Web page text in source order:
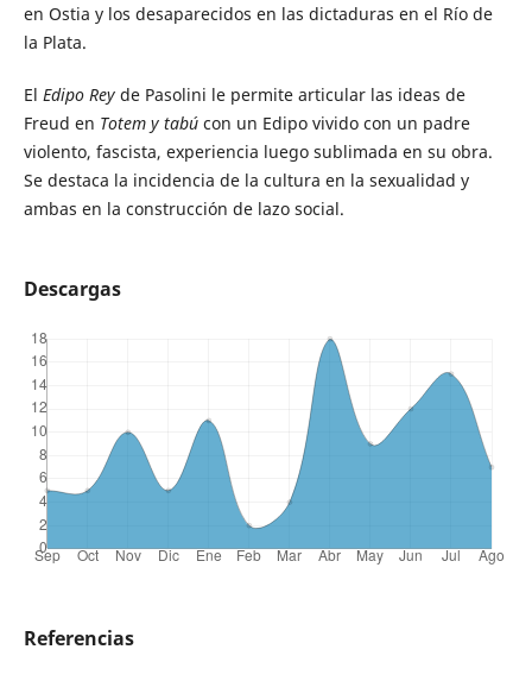
en Ostia y los desaparecidos en las dictaduras en el Río de
la Plata.
El Edipo Reyde Pasolini le permite articular las ideas de
Freud en Totem y tabúcon un Edipo vivido con un padre
violento, fascista, experiencia luego sublimada en su obra.
Se destaca la incidencia de la cultura en la sexualidad y
ambas en la construcción de lazo social.
Descargas
Referencias